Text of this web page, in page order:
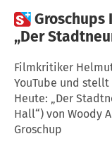
Groschups
„Der
Filmkritiker
YouTube und
Heute: „Der
Hall“) von Woody
Groschup